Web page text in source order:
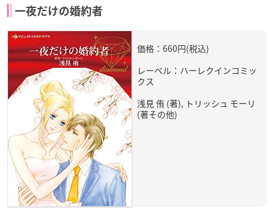
一夜だけの婚約者
価格：660円(税込)
レーベル：ハーレクインコミッ
クス
浅見 侑 (著), トリッシュ モーリ
(著その他)